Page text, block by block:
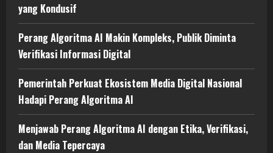
yang Kondusif
Perang Algoritma AI Makin Kompleks, Publik Diminta
Verifikasi Informasi Digital
Pemerintah Perkuat Ekosistem Media Digital Nasional
Hadapi Perang Algoritma AI
Menjawab Perang Algoritma AI dengan Etika, Verifikasi,
dan Media Tepercaya